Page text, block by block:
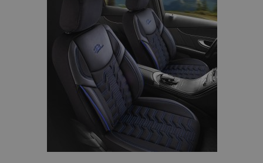
d'achats